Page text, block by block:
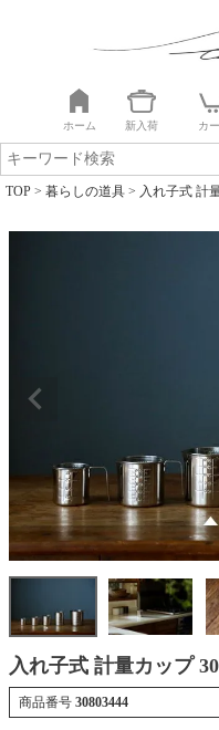
ホーム 新入荷 カ
TOP 暮らしの道具 入れ子式 計
入れ子式 計量カップ
商品番号 30803444